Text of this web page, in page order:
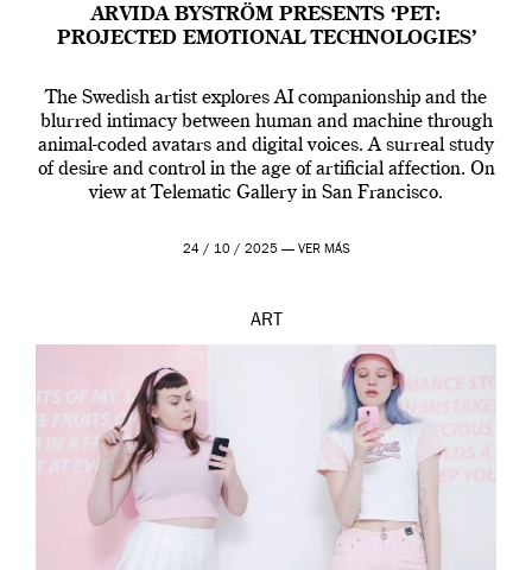
ARVIDA BYSTRÖM PRESENTS ‘PET:
PROJECTED EMOTIONAL TECHNOLOGIES’
The Swedish artist explores AI companionship and the
blurred intimacy between human and machine through
animal-coded avatars and digital voices. A surreal study
of desire and control in the age of artificial affection. On
view at Telematic Gallery in San Francisco.
24 / 10 / 2025 — VER MÁS
ART